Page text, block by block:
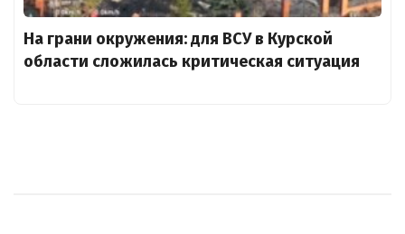
На грани окружения: для ВСУ в Курской
области сложилась критическая ситуация